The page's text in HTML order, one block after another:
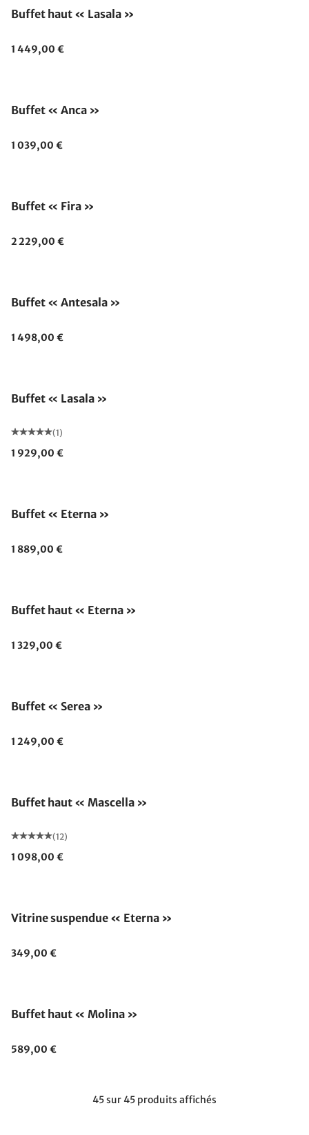
Buffet haut « Lasala »
1 449,00 €
Buffet « Anca »
1 039,00 €
Buffet « Fira »
2 229,00 €
Buffet « Antesala »
1 498,00 €
Buffet « Lasala »
(1)
1 929,00 €
Buffet « Eterna »
1 889,00 €
Buffet haut « Eterna »
1 329,00 €
Buffet « Serea »
1 249,00 €
Buffet haut « Mascella »
(12)
1 098,00 €
Vitrine suspendue « Eterna »
349,00 €
Buffet haut « Molina »
589,00 €
45 sur 45 produits affichés